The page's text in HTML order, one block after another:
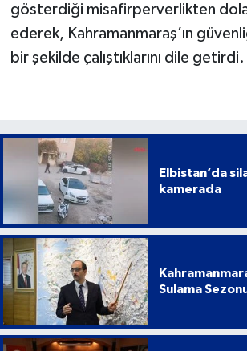
gösterdiği misafirperverlikten
ederek, Kahramanmaraş’ın
bir şekilde çalıştıklarını dile getirdi.
Elbistan’da
kamerada
Sulama